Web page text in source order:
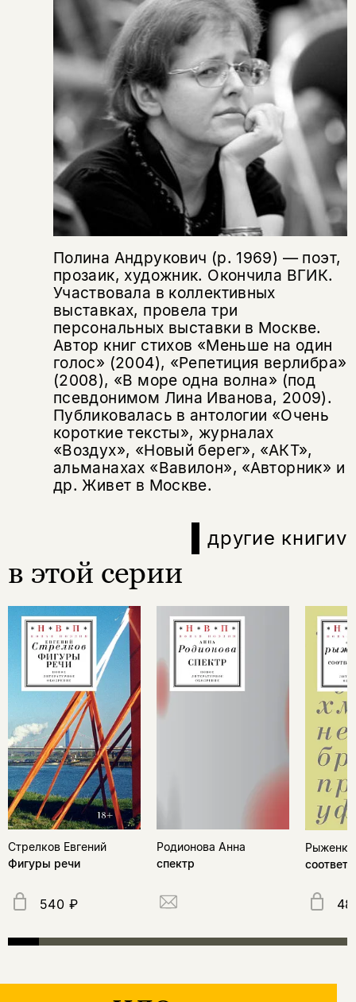
Полина Андрукович (р. 1969) — поэт,
прозаик, художник. Окончила ВГИК.
Участвовала в коллективных
выставках, провела три
персональных выставки в Москве.
Автор книг стихов «Меньше на один
голос» (2004), «Репетиция верлибра»
(2008), «В море одна волна» (под
псевдонимом Лина Иванова, 2009).
Публиковалась в антологии «Очень
короткие тексты», журналах
«Воздух», «Новый берег», «АКТ»,
альманахах «Вавилон», «Авторник» и
др. Живет в Москве.
другие книгиv
в этой серии
Стрелков Евгений
Фигуры речи
540 ₽
Родионова Анна
спектр
Копировать
ссылку
ВконтактеТелеграм Дзен